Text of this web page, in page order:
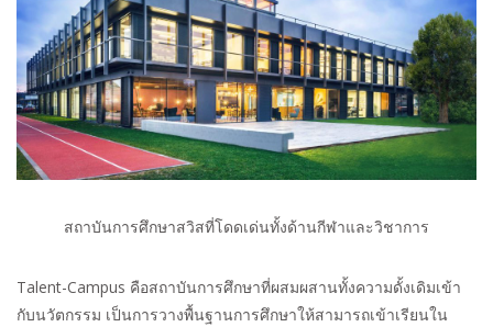
สถาบันการศึกษาสวิสที่โดดเด่นทั้งด้านกีฬาและวิชาการ
Talent-Campus คือสถาบันการศึกษาที่ผสมผสานทั้งความดั้งเดิมเข้า
กับนวัตกรรม เป็นการวางพื้นฐานการศึกษาให้สามารถเข้าเรียนใน